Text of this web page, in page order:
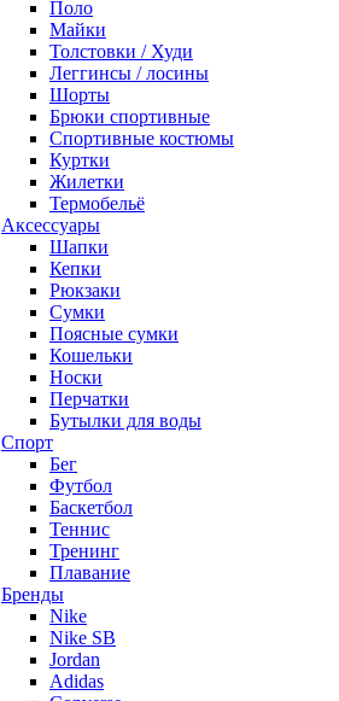
Поло
Майки
Толстовки / Худи
Леггинсы / лосины
Шорты
Брюки спортивные
Спортивные костюмы
Куртки
Жилетки
Термобельё
Аксессуары
Шапки
Кепки
Рюкзаки
Сумки
Поясные сумки
Кошельки
Носки
Перчатки
Бутылки для воды
Спорт
Бег
Футбол
Баскетбол
Теннис
Тренинг
Плавание
Бренды
Nike
Nike SB
Jordan
Adidas